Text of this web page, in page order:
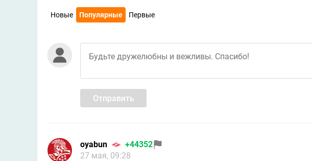
Новые Популярные Первые
Отправить
oyabun
+44352
27 мая, 09:28